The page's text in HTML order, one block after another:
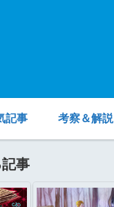
記事 考察＆解説
事